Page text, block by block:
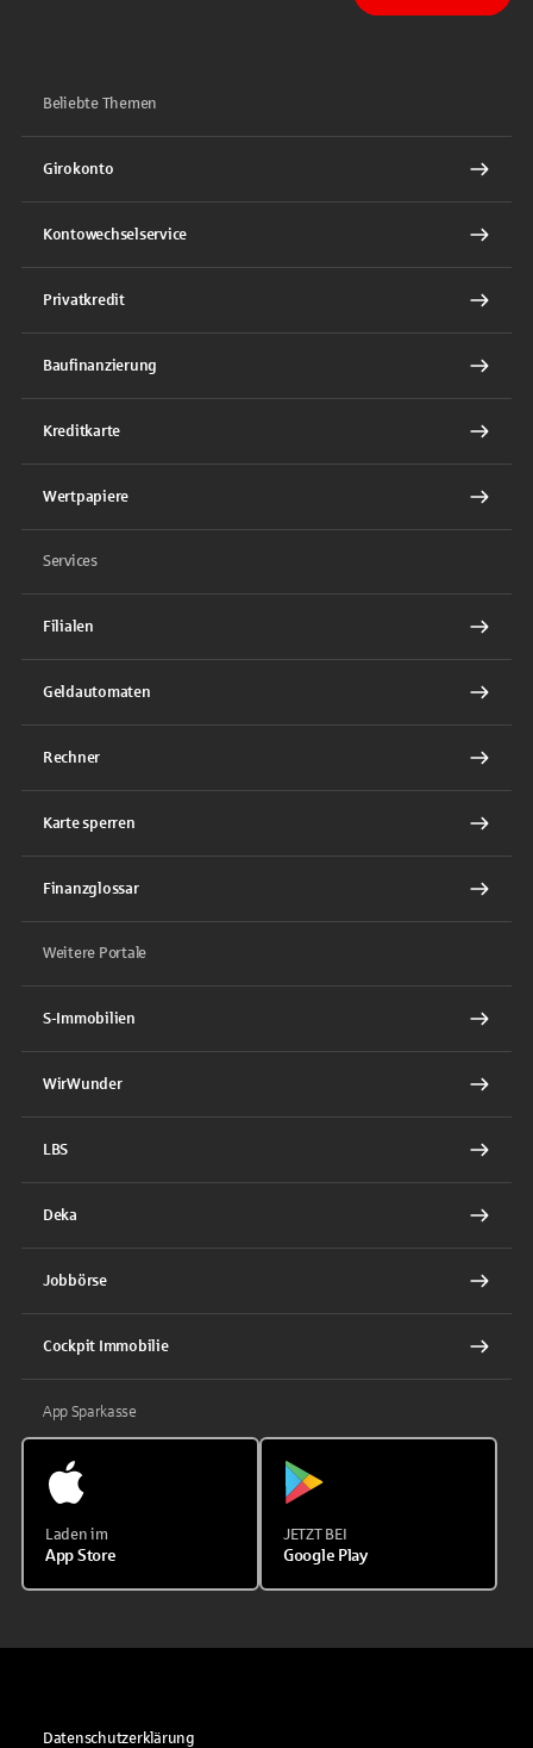
Beliebte Themen
Girokonto
Kontowechselservice
Privatkredit
Baufinanzierung
Kreditkarte
Wertpapiere
Services
Filialen
Geldautomaten
Rechner
Karte sperren
Finanzglossar
Weitere Portale
S-Immobilien
WirWunder
LBS
Deka
Jobbörse
Cockpit Immobilie
App Sparkasse
Laden im
App Store
JETZT BEI
Google Play
Datenschutzerklärung